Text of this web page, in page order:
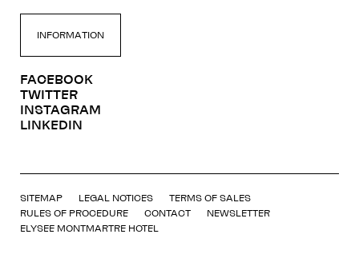
INFORMATION
FACEBOOK
TWITTER
INSTAGRAM
LINKEDIN
SITEMAP LEGAL NOTICES
TERMS OF SALES
RULES OF PROCEDURE
CONTACT
NEWSLETTER
ELYSEE MONTMARTRE HOTEL